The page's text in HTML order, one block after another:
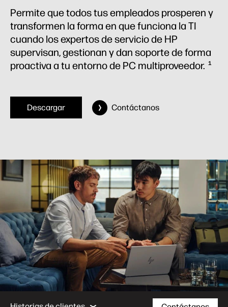
Permite que todos tus empleados prosperen y
transformen la forma en que funciona la TI
cuando los expertos de servicio de HP
supervisan, gestionan y dan soporte de forma
proactiva a tu entorno de PC multiproveedor. 1
Descargar Contáctanos
Resultados empresariales Calculadora